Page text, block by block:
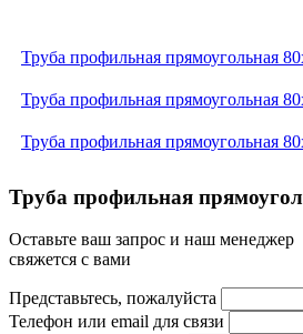
Труба профильная прямоугольная
Труба профильная прямоугольная
Труба профильная прямоугольная
Труба профильная
Оставьте ваш запрос и наш менеджер
свяжется с вами
Представьтесь, пожалуйста
Телефон или email для связи